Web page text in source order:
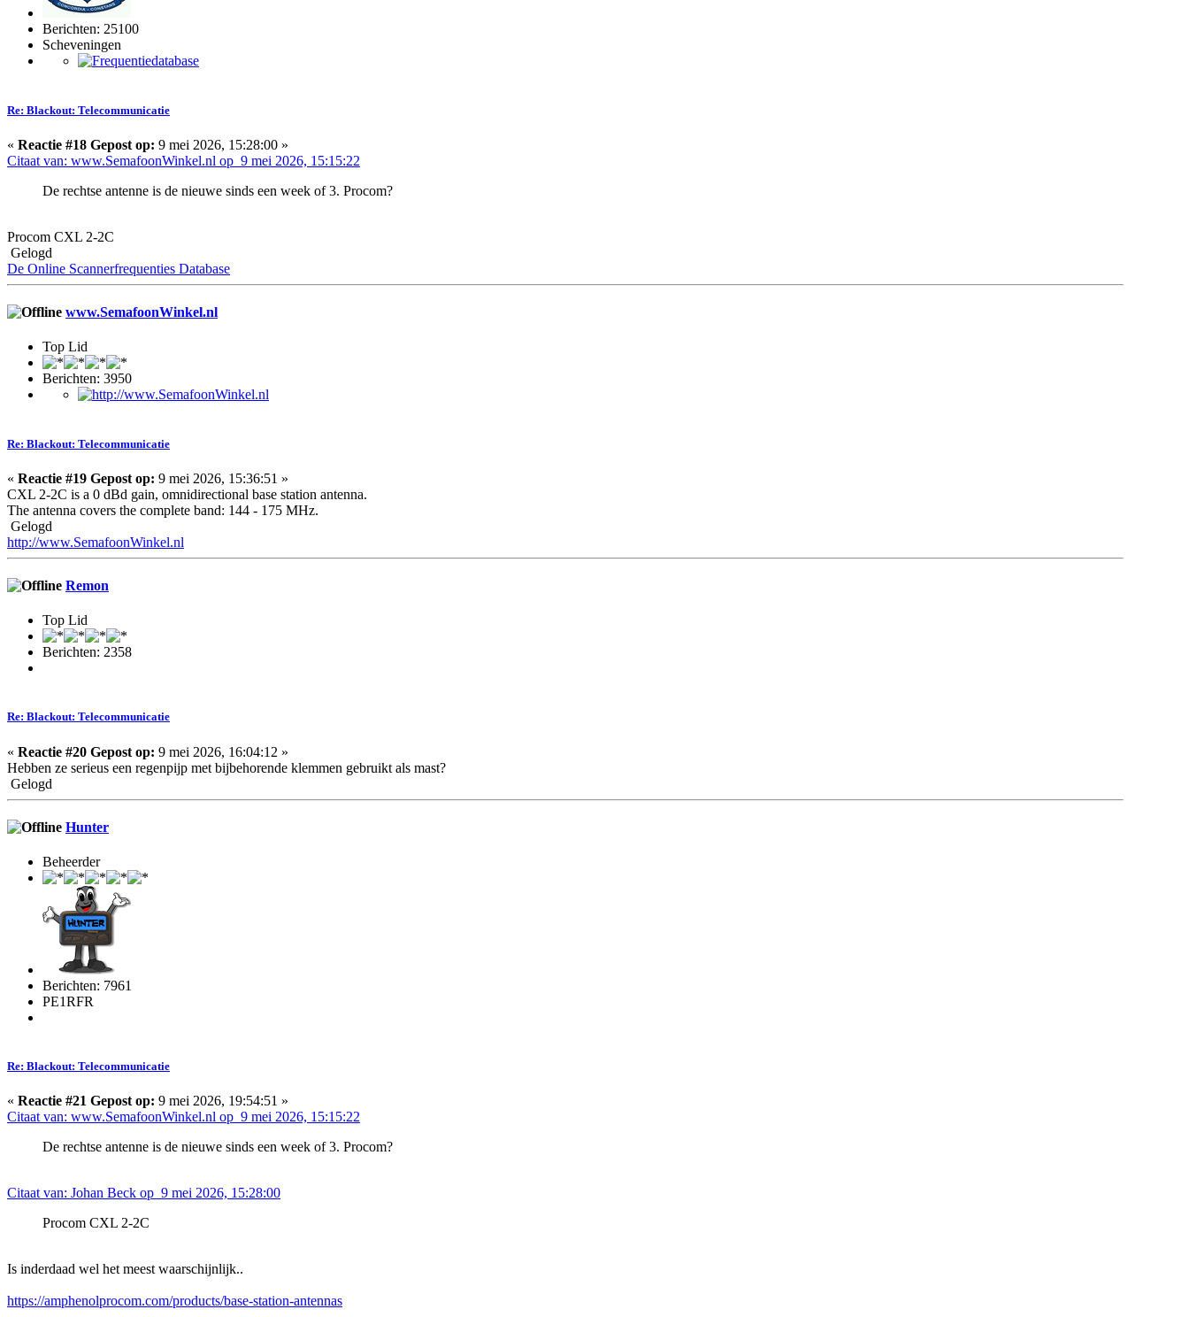
Berichten: 25100
Scheveningen
Re: Blackout: Telecommunicatie
« Reactie #18 Gepost op: 9 mei 2026, 15:28:00 »
Citaat van: www.SemafoonWinkel.nl op 9 mei 2026, 15:15:22
De rechtse antenne is de nieuwe sinds een week of 3. Procom?
Procom CXL 2-2C
Gelogd
De Online Scannerfrequenties Database
www.SemafoonWinkel.nl
Top Lid
Berichten: 3950
Re: Blackout: Telecommunicatie
« Reactie #19 Gepost op: 9 mei 2026, 15:36:51 »
CXL 2-2C is a 0 dBd gain, omnidirectional base station antenna.
The antenna covers the complete band: 144 - 175 MHz.
Gelogd
http://www.SemafoonWinkel.nl
Remon
Top Lid
Berichten: 2358
Re: Blackout: Telecommunicatie
« Reactie #20 Gepost op: 9 mei 2026, 16:04:12 »
Hebben ze serieus een regenpijp met bijbehorende klemmen gebruikt als mast?
Gelogd
Hunter
Beheerder
Berichten: 7961
PE1RFR
Re: Blackout: Telecommunicatie
« Reactie #21 Gepost op: 9 mei 2026, 19:54:51 »
Citaat van: www.SemafoonWinkel.nl op 9 mei 2026, 15:15:22
De rechtse antenne is de nieuwe sinds een week of 3. Procom?
Citaat van: Johan Beck op 9 mei 2026, 15:28:00
Procom CXL 2-2C
Is inderdaad wel het meest waarschijnlijk..
https://amphenolprocom.com/products/base-station-antennas